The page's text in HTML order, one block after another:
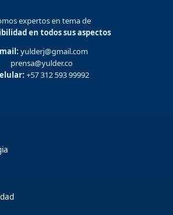
expertos en tema de
en todos sus aspectos
yulderj@gmail.com
prensa@yulder.co
+57 312 593 99992